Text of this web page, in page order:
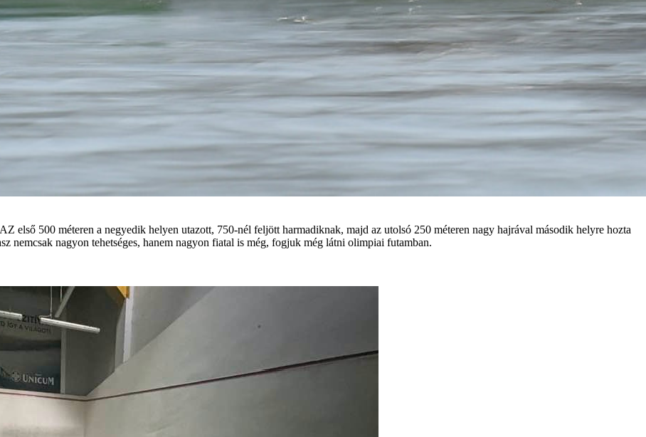
első 500 méteren a negyedik helyen utazott, 750-nél feljött harmadiknak, majd az utolsó 250 méteren nagy hajrával második helyre hozta
nemcsak nagyon tehetséges, hanem nagyon fiatal is még, fogjuk még látni olimpiai futamban.